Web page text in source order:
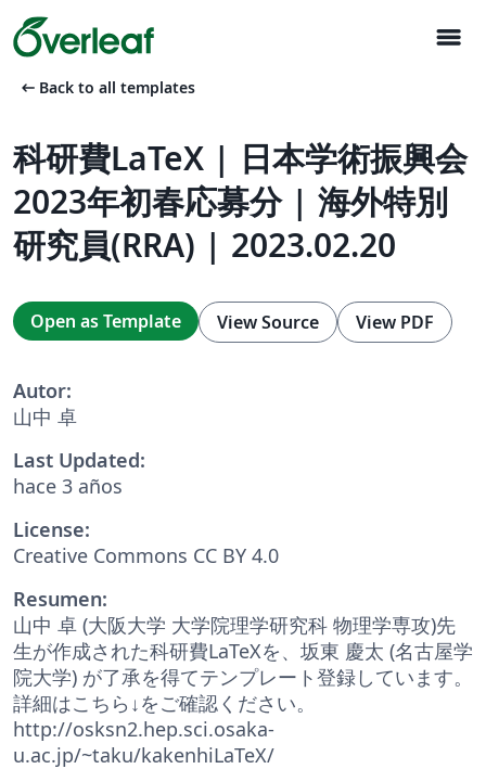
menu
arrow_left_alt Back to all templates
科研費LaTeX | 日本学術振興会
2023年初春応募分 | 海外特別
研究員(RRA) | 2023.02.20
Open as Template View Source View PDF
Autor:
山中 卓
Last Updated:
hace 3 años
License:
Creative Commons CC BY 4.0
Resumen:
山中 卓 (大阪大学 大学院理学研究科 物理学専攻)先
生が作成された科研費LaTeXを、坂東 慶太 (名古屋学
院大学) が了承を得てテンプレート登録しています。
詳細はこちら↓をご確認ください。
http://osksn2.hep.sci.osaka-
u.ac.jp/~taku/kakenhiLaTeX/